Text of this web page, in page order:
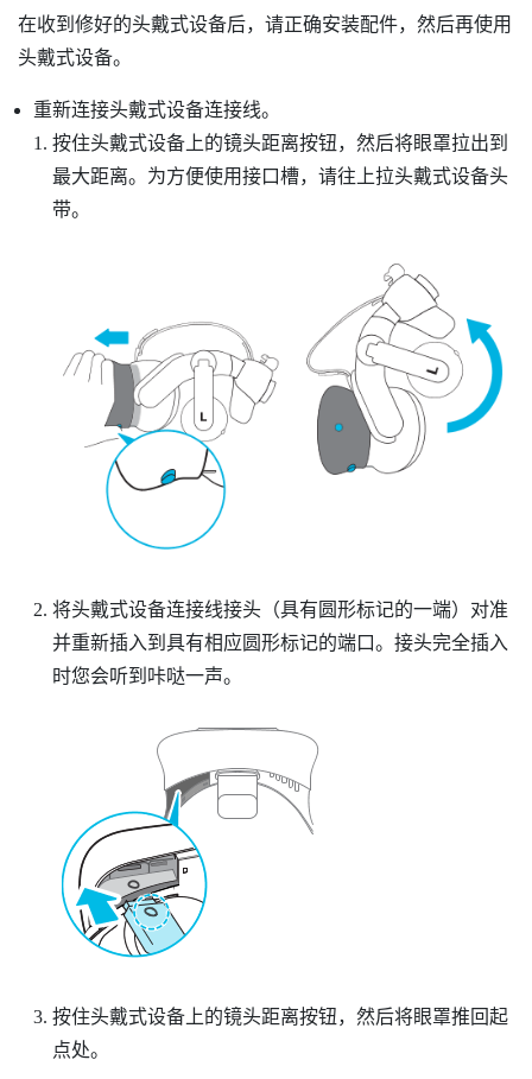
在收到修好的头戴式设备后，请正确安装配件，然后再使用
头戴式设备。
重新连接头戴式设备连接线。
按住头戴式设备上的镜头距离按钮，然后将眼罩拉出到
最大距离。为方便使用接口槽，请往上拉头戴式设备头
带。
将头戴式设备连接线接头（具有圆形标记的一端）对准
并重新插入到具有相应圆形标记的端口。接头完全插入
时您会听到咔哒一声。
按住头戴式设备上的镜头距离按钮，然后将眼罩推回起
点处。